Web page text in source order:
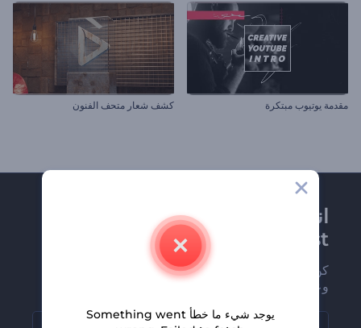
مقدمة يوتيوب مبتكرة كشف شعار متحف الفنون
انضم إلى نشرة
Renderforest الإخبارية
كن من بين أوائل من يستلمون أحدث أخبارنا
وعروضنا
يوجد شيء ما خطأ Something went